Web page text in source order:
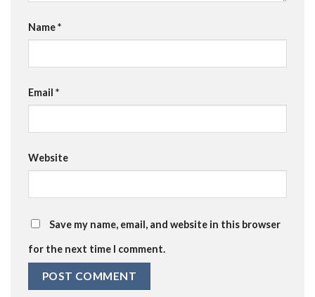
Name*
Email *
Website
Save my name, email, and website in this browser
for the next time I comment.